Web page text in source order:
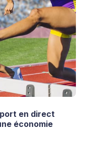
en direct
économie